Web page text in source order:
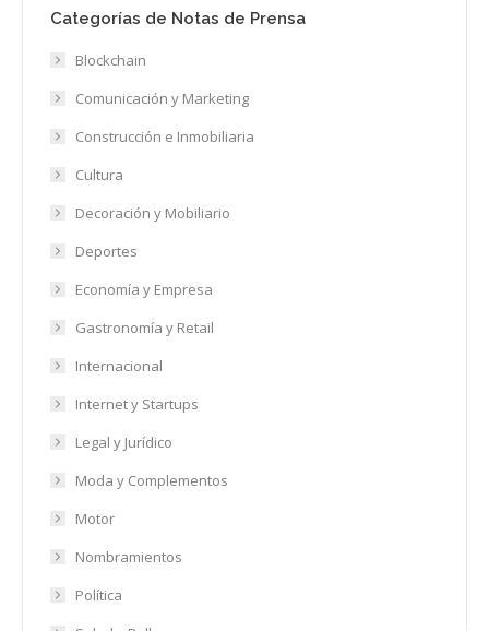
Categorías de Notas de Prensa
Blockchain
Comunicación y Marketing
Construcción e Inmobiliaria
Cultura
Decoración y Mobiliario
Deportes
Economía y Empresa
Gastronomía y Retail
Internacional
Internet y Startups
Legal y Jurídico
Moda y Complementos
Motor
Nombramientos
Política